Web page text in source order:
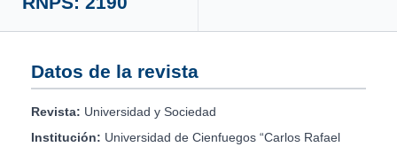
Datos de la revista
Revista: Universidad y Sociedad
Institución: Universidad de Cienfuegos “Carlos Rafael